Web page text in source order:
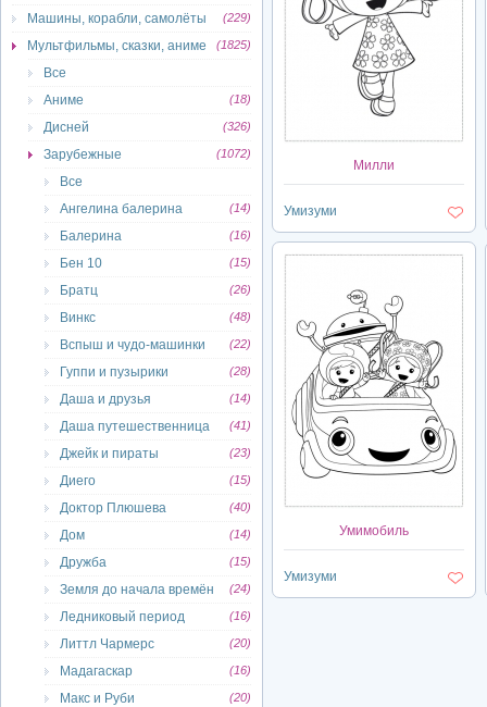
Машины, корабли, самолёты (229)
Мультфильмы, сказки, аниме (1825)
Все
Аниме
(18)
Дисней (326)
Зарубежные (1072)
Все
Ангелина балерина
(14)
Балерина (16)
Бен 10 (15)
Братц (26)
Винкс (48)
Вспыш и чудо-машинки (22)
Гуппи и пузырики (28)
Даша и друзья (14)
Даша путешественница (41)
Джейк и пираты (23)
Диего (15)
Доктор Плюшева (40)
Дом (14)
Дружба (15)
Земля до начала времён (24)
Ледниковый период (16)
Литтл Чармерс (20)
Мадагаскар (16)
Макс и Руби (20)
Милли
Умизуми
Умимобиль
Умизуми